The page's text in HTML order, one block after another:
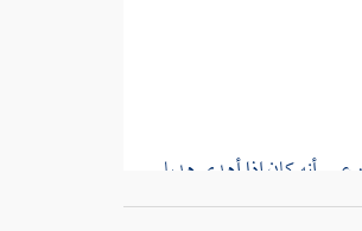
أنه كان إذا أهدى هديا
إلى القبلة يقلده بنعلين